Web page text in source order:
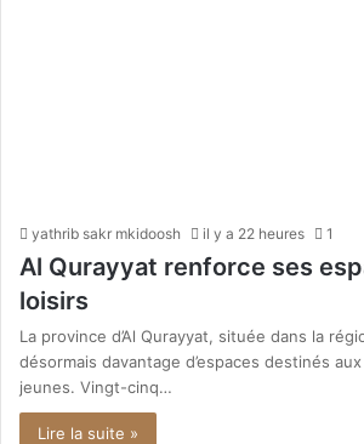
yathrib sakr mkidoosh il y a 22 heures 1
Al Qurayyat renforce ses
loisirs
La province d’Al Qurayyat, située dans la
désormais davantage d’espaces destinés
jeunes. Vingt-cinq…
Lire la suite »